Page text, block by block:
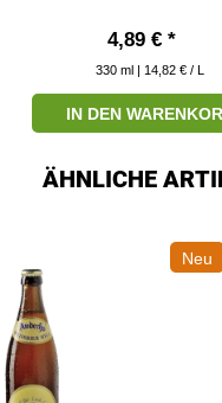
4,89 € *
330 ml | 14,82 € / L
IN DEN
ÄHNLICHE
Neu